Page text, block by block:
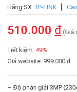
Hãng SX:TP-LINK
510.000 đ (Giá
Tiết kiệm: 49%
Giá website: 999.000 đ
– Độ phân giải 3MP